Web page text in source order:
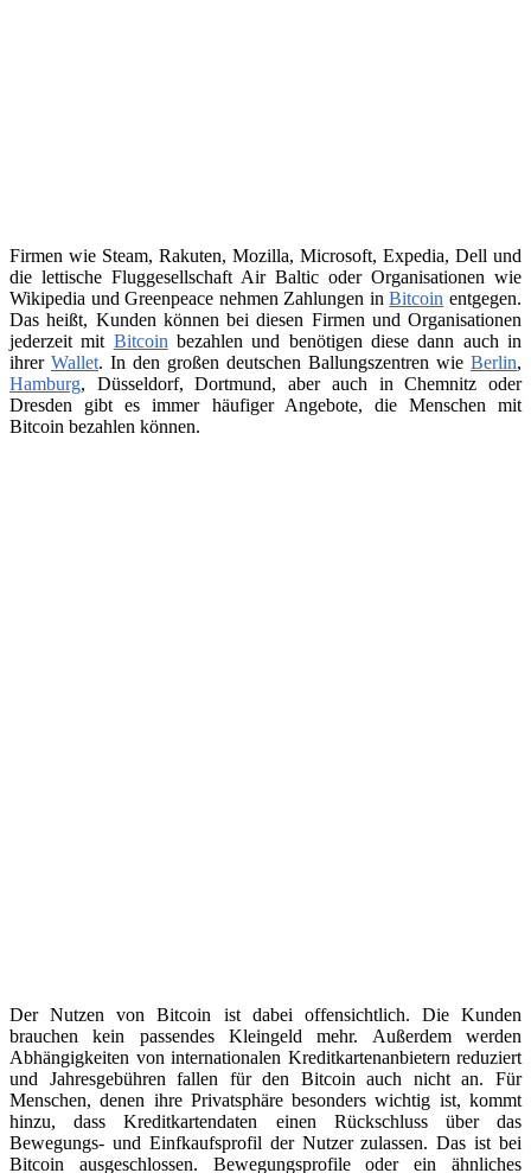
Firmen wie Steam, Rakuten, Mozilla, Microsoft, Expedia, Dell und
die lettische Fluggesellschaft Air Baltic oder Organisationen wie
Wikipedia und Greenpeace nehmen Zahlungen inBitcoin entgegen.
Das heißt, Kunden können bei diesen Firmen und Organisationen
jederzeit mit Bitcoin bezahlen und benötigen diese dann auch in
ihrer Wallet. In den großen deutschen Ballungszentren wie Berlin,
Hamburg, Düsseldorf, Dortmund, aber auch in Chemnitz oder
Dresden gibt es immer häufiger Angebote, die Menschen mit
Bitcoin bezahlen können.
Der Nutzen von Bitcoin ist dabei offensichtlich. Die Kunden
brauchen kein passendes Kleingeld mehr. Außerdem werden
Abhängigkeiten von internationalen Kreditkartenanbietern reduziert
und Jahresgebühren fallen für den Bitcoin auch nicht an. Für
Menschen, denen ihre Privatsphäre besonders wichtig ist, kommt
hinzu, dass Kreditkartendaten einen Rückschluss über das
Bewegungs- und Einfkaufsprofil der Nutzer zulassen. Das ist bei
Bitcoin ausgeschlossen. Bewegungsprofile oder ein ähnliches